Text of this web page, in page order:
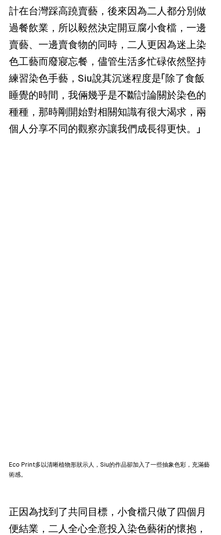
計在台灣踩高蹺賣藝，後來因為二人都分別做
過餐飲業，所以毅然決定開豆腐小食檔，一邊
賣藝、一邊賣食物的同時，二人更因為迷上染
色工藝而廢寢忘餐，儘管生活多忙碌依然堅持
練習染色手藝，Siu說其沉迷程度是「除了食飯
睡覺的時間，我倆幾乎是不斷討論關於染色的
種種，那時剛開始對相關知識有很大渴求，兩
個人分享不同的觀察亦讓我們成長得更快。」
Eco Print多以清晰植物形狀示人，Siu的作品卻加入了一些抽象色彩，充滿藝
術感。
正因為找到了共同目標，小食檔只做了四個月
便結業，二人全心全意投入染色藝術的懷抱，